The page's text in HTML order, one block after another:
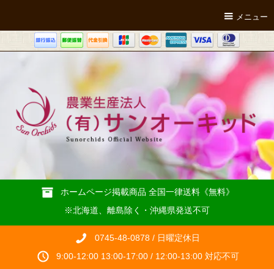
メニュー
ホームページ掲載商品 全国一律送料《無料》
※北海道、離島除く・沖縄県発送不可
0745-48-0878 / 日曜定休日
9:00-12:00 13:00-17:00 / 12:00-13:00 対応不可